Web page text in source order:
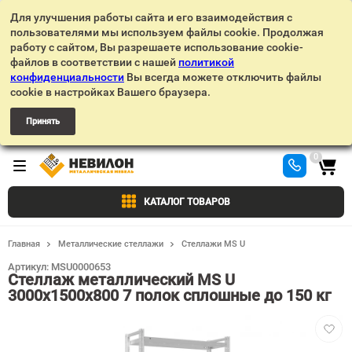
Для улучшения работы сайта и его взаимодействия с
пользователями мы используем файлы cookie. Продолжая
работу с сайтом, Вы разрешаете использование cookie-
файлов в соответствии с нашей политикой
конфиденциальности Вы всегда можете отключить файлы
cookie в настройках Вашего браузера.
Принять
КАТАЛОГ ТОВАРОВ
0
Главная Металлические стеллажи Стеллажи MS U
Стеллаж металлический MS U
3000х1500х800 7 полок сплошные до 150 кг
Артикул: MSU0000653